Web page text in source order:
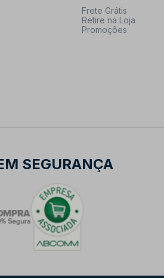
Frete Grátis
Retire na Loja
Promoções
SEGURANÇA